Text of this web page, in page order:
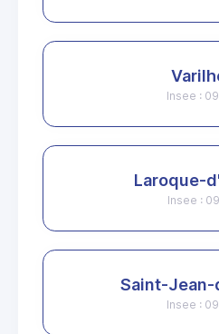
Insee :
Laroque-
Insee :
Saint-Jean-
Insee :